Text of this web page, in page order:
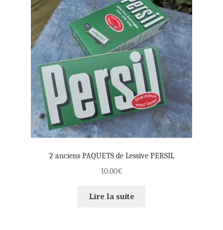
2 anciens PAQUETS de Lessive PERSIL
10.00€
Lire la suite